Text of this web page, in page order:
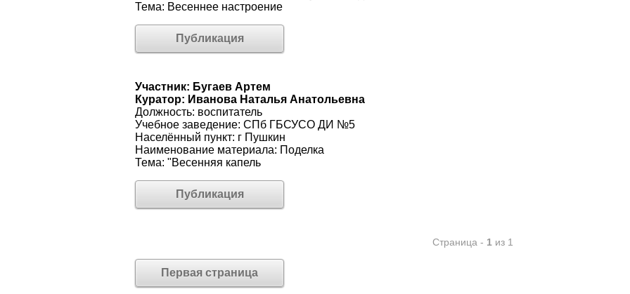
Тема: Весеннее настроение
Публикация
Участник: Бугаев Артем
Куратор: Иванова Наталья Анатольевна
Должность: воспитатель
Учебное заведение: СПб ГБСУСО ДИ №5
Населённый пункт: г Пушкин
Наименование материала: Поделка
Тема: "Весенняя капель
Публикация
Страница - 1 из 1
Первая страница